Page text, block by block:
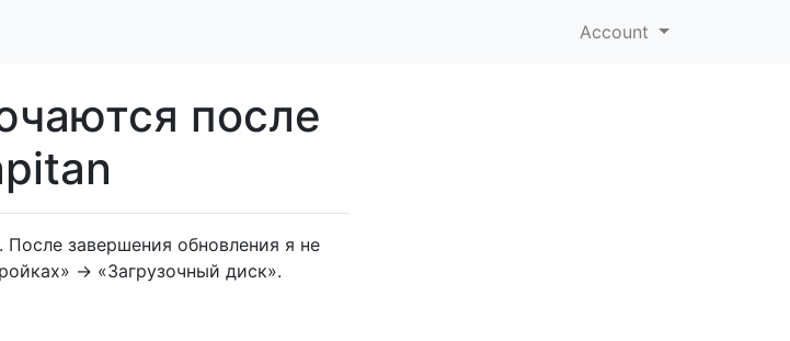
Account
после
завершения обновления я не
-> «Загрузочный диск».